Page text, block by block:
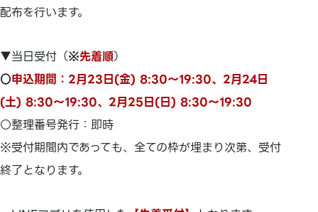
配布を行います。
▼当日受付（※先着順）
○申込期間：2月23日(金) 8:30～19:30、2月24日
(土) 8:30～19:30、2月25日(日) 8:30～19:30
○整理番号発行：即時
※受付期間内であっても、全ての枠が埋まり次第、受付
終了となります。